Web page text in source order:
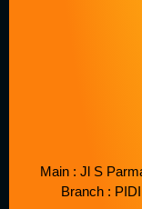
Main : Jl S
Branch :